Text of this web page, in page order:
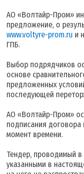
АО «Волтайр-Пром»
предложение, о
www.voltyre-prom.ru и
ГПБ.
Выбор подрядчиков
основе
предложенных
последующей
АО «Волтайр-Пром»
подписания договора
момент времени.
Тендер, проводимый в
указанными в